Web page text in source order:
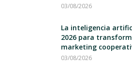
03/08/2026
La inteligencia
2026 para
marketing
03/08/2026